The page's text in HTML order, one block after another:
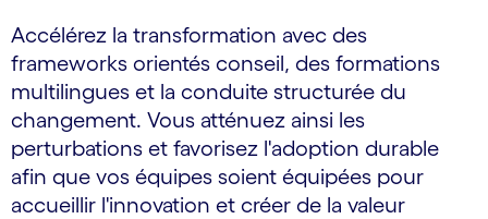
Accélérez la transformation avec des
frameworks orientés conseil, des formations
multilingues et la conduite structurée du
changement. Vous atténuez ainsi les
perturbations et favorisez l'adoption durable
afin que vos équipes soient équipées pour
accueillir l'innovation et créer de la valeur